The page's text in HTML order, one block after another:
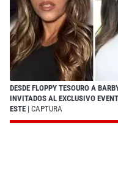
DESDE FLOPPY TESOURO A
INVITADOS AL EXCLUSIVO
ESTE | CAPTURA